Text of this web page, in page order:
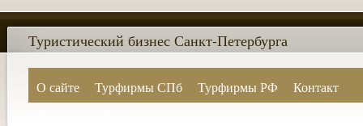
О сайте Турфирмы СПб Турфирмы РФ
Контакт
Туристический бизнес Санкт-Петербурга